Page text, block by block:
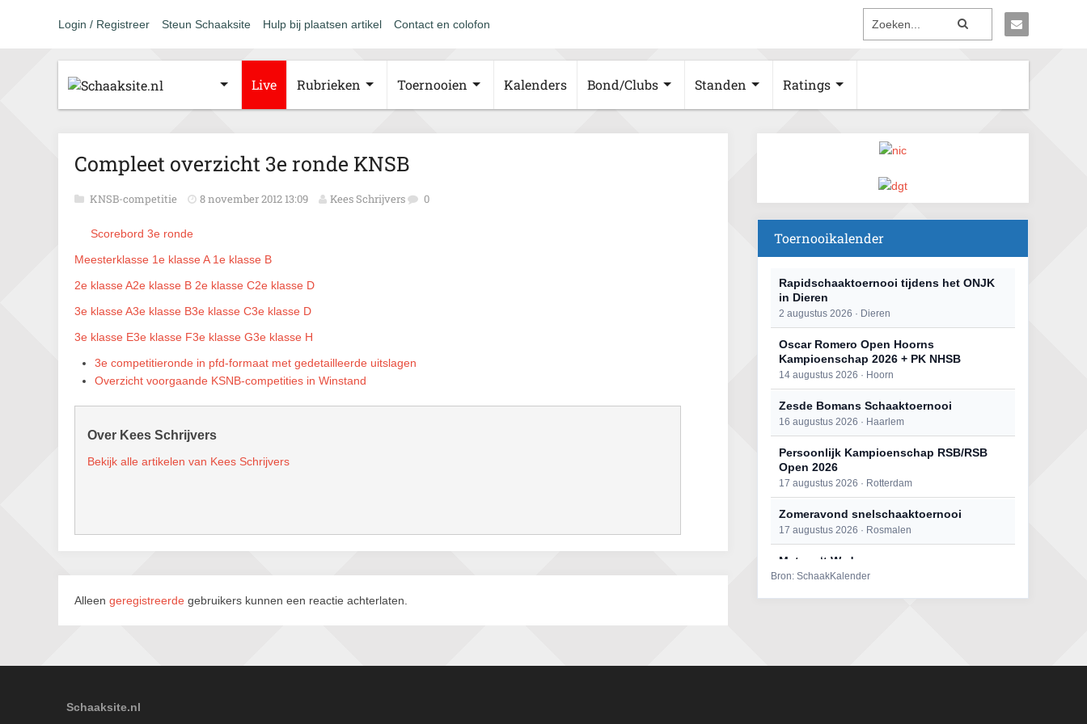
Login / Registreer Steun Schaaksite Hulp bij plaatsen artikel Contact en colofon
Live Rubrieken Toernooien Kalenders Bond/Clubs Standen Ratings
Compleet overzicht 3e ronde KNSB
KNSB-competitie 8 november 2012 13:09 Kees Schrijvers 0
Scorebord 3e ronde
Meesterklasse 1e klasse A 1e klasse B
2e klasse A2e klasse B 2e klasse C2e klasse D
3e klasse A3e klasse B3e klasse C3e klasse D
3e klasse E3e klasse F3e klasse G3e klasse H
3e competitieronde in pfd-formaat met gedetailleerde uitslagen
Overzicht voorgaande KSNB-competities in Winstand
Over Kees Schrijvers
Bekijk alle artikelen van Kees Schrijvers
Alleen geregistreerde gebruikers kunnen een reactie achterlaten.
Toernooikalender
Rapidschaaktoernooi tijdens het ONJK
in Dieren
2 augustus 2026 · Dieren
Oscar Romero Open Hoorns
Kampioenschap 2026 + PK NHSB
14 augustus 2026 · Hoorn
Zesde Bomans Schaaktoernooi
16 augustus 2026 · Haarlem
Persoonlijk Kampioenschap RSB/RSB
Open 2026
17 augustus 2026 · Rotterdam
Zomeravond snelschaaktoernooi
17 augustus 2026 · Rosmalen
Mat op ‘t Wad
22 augustus 2026 · Den Burg, Texel
Simultaan The Butcher
Bron: SchaakKalender
Schaaksite.nl